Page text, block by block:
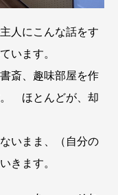
人にこんな話をす
います。
斎、趣味部屋を作
ほとんどが、却
いまま、（自分の
きます。